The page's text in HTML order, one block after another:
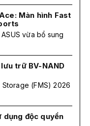
Màn hình Fast
vừa bổ sung
trữ BV-NAND
(FMS) 2026
dụng độc quyền